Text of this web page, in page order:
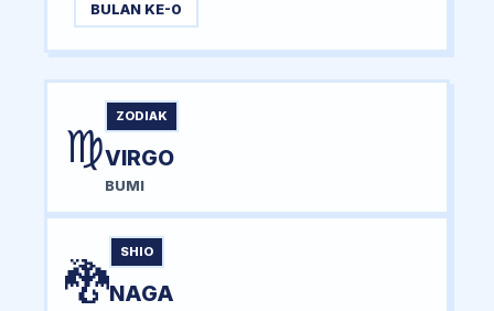
BULAN KE-0
♍
ZODIAK
VIRGO
BUMI
🐉
SHIO
NAGA